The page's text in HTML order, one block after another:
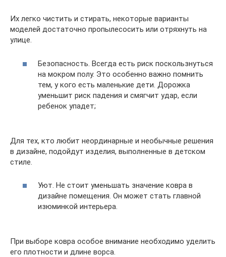
Их легко чистить и стирать, некоторые варианты
моделей достаточно пропылесосить или отряхнуть на
улице.
Безопасность. Всегда есть риск поскользнуться
на мокром полу. Это особенно важно помнить
тем, у кого есть маленькие дети. Дорожка
уменьшит риск падения и смягчит удар, если
ребенок упадет;
Для тех, кто любит неординарные и необычные решения
в дизайне, подойдут изделия, выполненные в детском
стиле.
Уют. Не стоит уменьшать значение ковра в
дизайне помещения. Он может стать главной
изюминкой интерьера.
При выборе ковра особое внимание необходимо уделить
его плотности и длине ворса.